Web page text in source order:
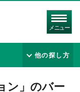
メニュー
他の探し方
ン」のバー